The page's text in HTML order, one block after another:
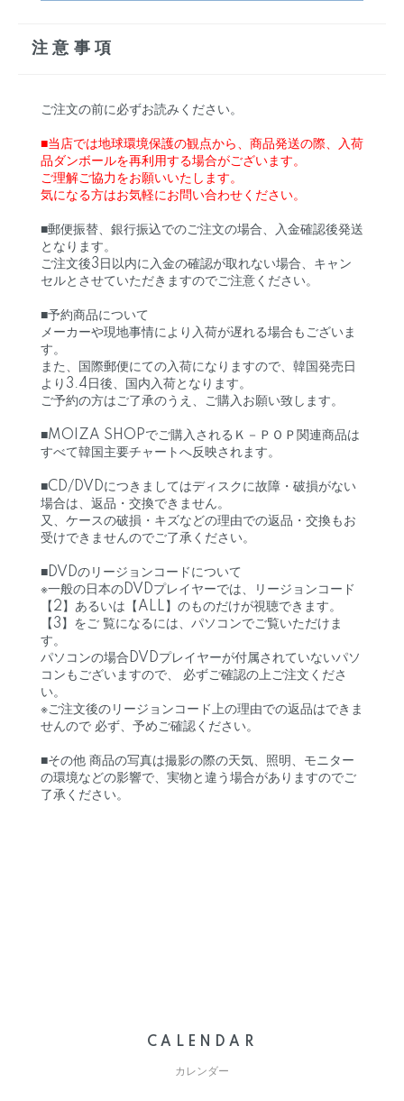
注意事項
ご注文の前に必ずお読みください。
■当店では地球環境保護の観点から、商品発送の際、入荷
品ダンボールを再利用する場合がございます。
ご理解ご協力をお願いいたします。
気になる方はお気軽にお問い合わせください。
■郵便振替、銀行振込でのご注文の場合、入金確認後発送
となります。
ご注文後3日以内に入金の確認が取れない場合、キャン
セルとさせていただきますのでご注意ください。
■予約商品について
メーカーや現地事情により入荷が遅れる場合もございま
す。
また、国際郵便にての入荷になりますので、韓国発売日
より3.4日後、国内入荷となります。
ご予約の方はご了承のうえ、ご購入お願い致します。
■MOIZA SHOPでご購入されるＫ－ＰＯＰ関連商品は
すべて韓国主要チャートへ反映されます。
■CD/DVDにつきましてはディスクに故障・破損がない
場合は、返品・交換できません。
又、ケースの破損・キズなどの理由での返品・交換もお
受けできませんのでご了承ください。
■DVDのリージョンコードについて
※一般の日本のDVDプレイヤーでは、リージョンコード
【2】あるいは【ALL】のものだけが視聴できます。
【3】をご 覧になるには、パソコンでご覧いただけま
す。
パソコンの場合DVDプレイヤーが付属されていないパソ
コンもございますので、 必ずご確認の上ご注文くださ
い。
※ご注文後のリージョンコード上の理由での返品はできま
せんので 必ず、予めご確認ください。
■その他 商品の写真は撮影の際の天気、照明、モニター
の環境などの影響で、実物と違う場合がありますのでご
了承ください。
CALENDAR
カレンダー